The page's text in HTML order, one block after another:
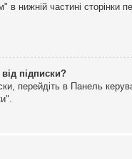
в нижній частині сторінки
підписки?
перейдіть в Панель